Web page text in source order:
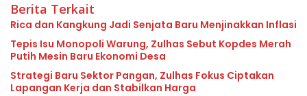
Berita Terkait
Rica dan Kangkung Jadi Senjata Baru Menjinakkan Inflasi
Tepis Isu Monopoli Warung, Zulhas Sebut Kopdes Merah
Putih Mesin Baru Ekonomi Desa
Strategi Baru Sektor Pangan, Zulhas Fokus Ciptakan
Lapangan Kerja dan Stabilkan Harga